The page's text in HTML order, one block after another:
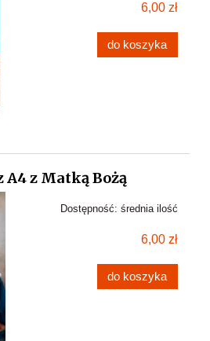
6,00 zł
do koszyka
A4 z Matką Bożą
Dostępność: średnia ilość
6,00 zł
do koszyka